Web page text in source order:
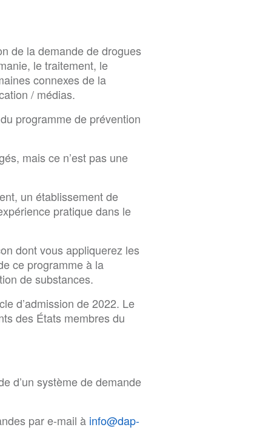
de la demande de drogues
le traitement, le
connexes de la
/ médias.
programme de prévention
mais ce n’est pas une
un établissement de
pratique dans le
dont vous appliquerez les
ce programme à la
de substances.
d’admission de 2022. Le
des États membres du
d’un système de demande
par e-mail à info@dap-